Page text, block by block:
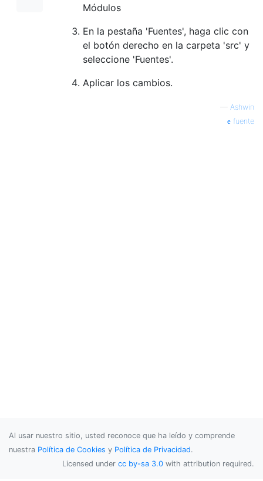
Módulos
En la pestaña 'Fuentes', haga clic con
el botón derecho en la carpeta 'src' y
seleccione 'Fuentes'.
Aplicar los cambios.
— Ashwin
fuente
Al usar nuestro sitio, usted reconoce que ha leído y comprende
nuestra Política de Cookies y Política de Privacidad.
Licensed under cc by-sa 3.0 with attribution required.